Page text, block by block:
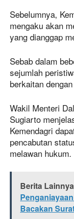
Sebelumnya,
mengaku akan
yang dianggap
Sebab dalam
sejumlah
berkaitan
Wakil Menteri
Sugiarto
Kemendagri
pencabutan
melawan hukum.
Berita Lainnya
Bacakan